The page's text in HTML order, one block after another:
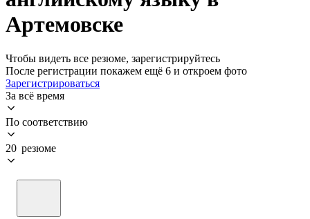
Артемовске
Чтобы видеть все резюме, зарегистрируйтесь
После регистрации покажем ещё 6 и откроем фото
Зарегистрироваться
За всё время
По соответствию
20 резюме